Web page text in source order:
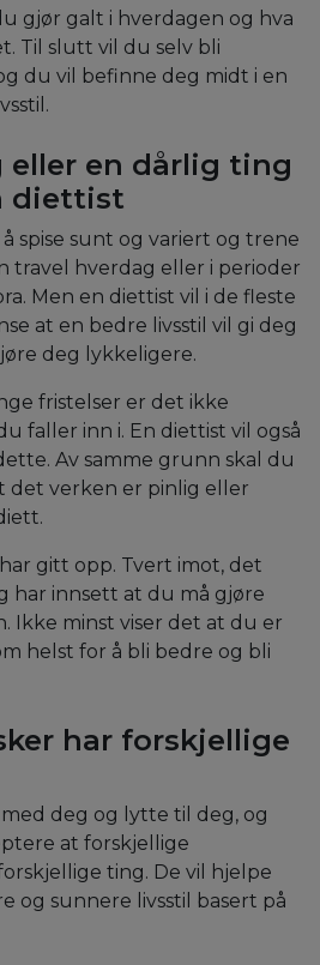
gjør galt i hverdagen og hva
Til slutt vil du selv bli
du vil befinne deg midt i en
eller en dårlig ting
diettist
spise sunt og variert og trene
travel hverdag eller i perioder
Men en diettist vil i de fleste
at en bedre livsstil vil gi deg
deg lykkeligere.
fristelser er det ikke
faller inn i. En diettist vil også
Av samme grunn skal du
det verken er pinlig eller
gitt opp. Tvert imot, det
har innsett at du må gjøre
Ikke minst viser det at du er
helst for å bli bedre og bli
har forskjellige
deg og lytte til deg, og
at forskjellige
ting. De vil hjelpe
og sunnere livsstil basert på